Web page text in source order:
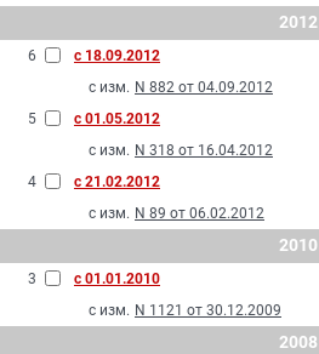
2012
6
с 18.09.2012
с изм. N 882 от 04.09.2012
5
с 01.05.2012
с изм. N 318 от 16.04.2012
4
с 21.02.2012
с изм. N 89 от 06.02.2012
2010
3
с 01.01.2010
с изм. N 1121 от 30.12.2009
2008